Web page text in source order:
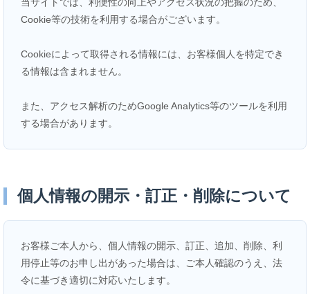
当サイトでは、利便性の向上やアクセス状況の把握のため、
Cookie等の技術を利用する場合がございます。
Cookieによって取得される情報には、お客様個人を特定でき
る情報は含まれません。
また、アクセス解析のためGoogle Analytics等のツールを利用
する場合があります。
個人情報の開示・訂正・削除について
お客様ご本人から、個人情報の開示、訂正、追加、削除、利
用停止等のお申し出があった場合は、ご本人確認のうえ、法
令に基づき適切に対応いたします。